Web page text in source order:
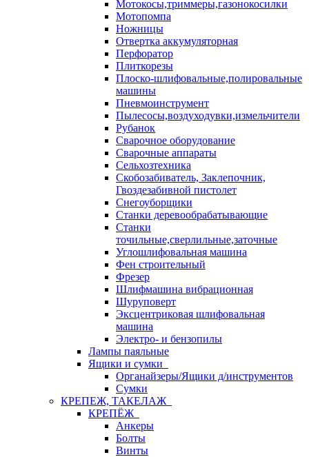
Мотокосы,триммеры,газонокосилки
Мотопомпа
Ножницы
Отвертка аккумуляторная
Перфоратор
Плиткорезы
Плоско-шлифовальные,полировальные
машины
Пневмоинструмент
Пылесосы,воздуходувки,измельчители
Рубанок
Сварочное оборудование
Сварочные аппараты
Сельхозтехника
Скобозабиватель, Заклепочник,
Гвоздезабивной пистолет
Снегоуборщики
Станки деревообрабатывающие
Станки
точильные,сверлильные,заточные
Углошлифовальная машина
Фен строительный
Фрезер
Шлифмашина вибрационная
Шуруповерт
Эксцентриковая шлифовальная
машина
Электро- и бензопилы
Лампы паяльные
Ящики и сумки
Органайзеры/Ящики д/инструментов
Сумки
КРЕПЕЖ, ТАКЕЛАЖ
КРЕПЁЖ
Анкеры
Болты
Винты